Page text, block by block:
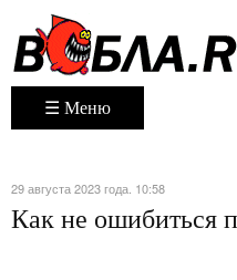
☰ Меню
29 августа 2023 года. 10:58
Как не ошибиться